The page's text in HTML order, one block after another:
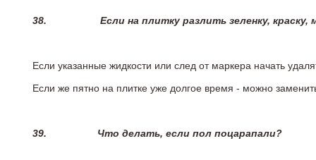
38. Если на плитку разлить зеленку,
Если указанные жидкости или след от маркера начать
Если же пятно на плитке уже долгое время - можно
39. Что делать, если пол поцарапали?